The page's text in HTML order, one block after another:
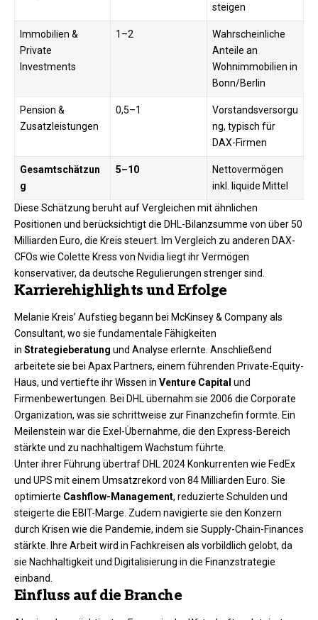
steigen
Immobilien &
Private
Investments
1–2
Wahrscheinliche
Anteile an
Wohnimmobilien in
Bonn/Berlin
Pension &
Zusatzleistungen
0,5–1
Vorstandsversorgu
ng, typisch für
DAX-Firmen
Gesamtschätzun
g
5–10
Nettovermögen
inkl. liquide Mittel ​
Diese Schätzung beruht auf Vergleichen mit ähnlichen
Positionen und berücksichtigt die DHL-Bilanzsumme von über 50
Milliarden Euro, die Kreis steuert. Im Vergleich zu anderen DAX-
CFOs wie Colette Kress von Nvidia liegt ihr Vermögen
konservativer, da deutsche Regulierungen strenger sind.​
Karrierehighlights und Erfolge
Melanie Kreis’ Aufstieg begann bei McKinsey & Company als
Consultant, wo sie fundamentale Fähigkeiten
in Strategieberatung und Analyse erlernte. Anschließend
arbeitete sie bei Apax Partners, einem führenden Private-Equity-
Haus, und vertiefte ihr Wissen in Venture Capital und
Firmenbewertungen. Bei DHL übernahm sie 2006 die Corporate
Organization, was sie schrittweise zur Finanzchefin formte. Ein
Meilenstein war die Exel-Übernahme, die den Express-Bereich
stärkte und zu nachhaltigem Wachstum führte.​
Unter ihrer Führung übertraf DHL 2024 Konkurrenten wie FedEx
und UPS mit einem Umsatzrekord von 84 Milliarden Euro. Sie
optimierte Cashflow-Management, reduzierte Schulden und
steigerte die EBIT-Marge. Zudem navigierte sie den Konzern
durch Krisen wie die Pandemie, indem sie Supply-Chain-Finances
stärkte. Ihre Arbeit wird in Fachkreisen als vorbildlich gelobt, da
sie Nachhaltigkeit und Digitalisierung in die Finanzstrategie
einband.​
Einfluss auf die Branche